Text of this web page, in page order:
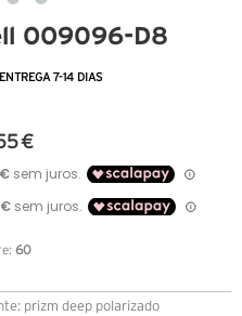
OO9096-D8
ENTREGA 7-14 DIAS
€
60
prizm deep polarizado